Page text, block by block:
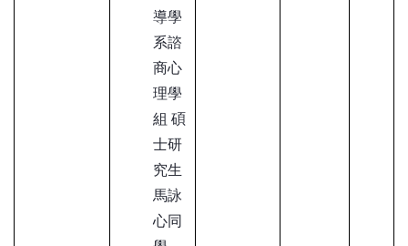
導學
系諮
商心
理學
組 碩
士研
究生
馬詠
心同